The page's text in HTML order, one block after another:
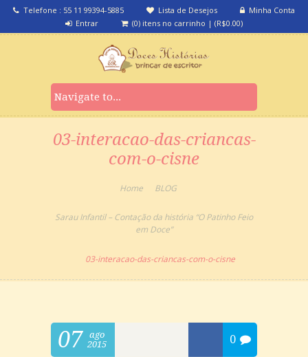
Telefone : 55 11 99394-5885 Lista de Desejos
Minha Conta
Entrar
(0) itens no carrinho | (R$0.00)
03-interacao-das-criancas-
com-o-cisne
Home BLOG
Sarau Infantil – Contação da história “O Patinho Feio
em Doce”
03-interacao-das-criancas-com-o-cisne
07
ago
2015
0